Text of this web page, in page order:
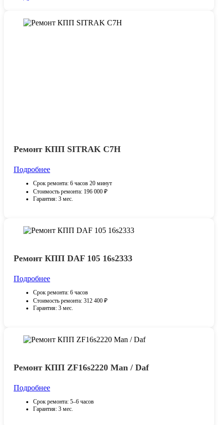
Ремонт КПП SITRAK С7H
Подробнее
Срок ремонта: 6 часов 20 минут
Стоимость ремонта: 196 000 ₽
Гарантия: 3 мес.
Ремонт КПП DAF 105 16s2333
Подробнее
Срок ремонта: 6 часов
Стоимость ремонта: 312 400 ₽
Гарантия: 3 мес.
Ремонт КПП ZF16s2220 Man / Daf
Подробнее
Срок ремонта: 5–6 часов
Гарантия: 3 мес.